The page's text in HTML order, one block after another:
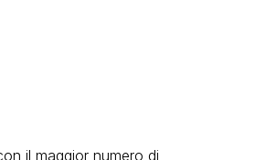
il maggior numero di